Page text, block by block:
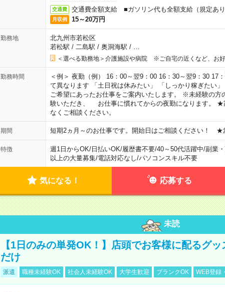
交通費 交通費全額支給 ■ガソリン代も全額支給（規定あ
月収例 15～20万円
勤務地
北九州市若松区
若松駅 / 二島駅 / 奥洞海駅 /
＜選べる勤務地＞介護施設や病院 ※ご自宅の近くなど、お好
勤務時間
＜例＞ 夜勤（例） 16：00～翌9：00 16：30～翌9：30 17
て異なります 「土日祝は休みたい」 「しっかり稼ぎたい
ご希望にあったお仕事をご案内いたします。 ※未経験の方
験いただき、 お仕事に慣れてからの夜勤になります。 ★
なくご相談ください。
期間 短期2ヵ月～のお仕事です。開始日はご相談ください！ ★
特徴 週1日からOK/日払いOK/履歴書不要/40～50代活躍中/副業
以上の大量募集/電話対応なし/パソコンスキル不要
気になる！ 応募する
未読
【1日のみの単発OK！】店頭でお客様に配るグ
だけ
派遣 職種未経験OK 社会人未経験OK 大学生歓迎 ブランクOK WEB登録